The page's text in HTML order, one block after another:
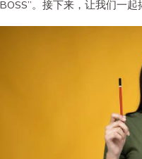
BOSS”。接下来，让我们一起